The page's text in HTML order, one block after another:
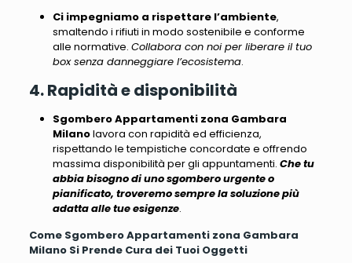
Ci impegniamo a rispettare l’ambiente,
smaltendo i rifiuti in modo sostenibile e conforme
alle normative. Collabora con noi per liberare il tuo
box senza danneggiare l’ecosistema.
4. Rapidità e disponibilità
Sgombero Appartamenti zona Gambara
Milanolavora con rapidità ed efficienza,
rispettando le tempistiche concordate e offrendo
massima disponibilità per gli appuntamenti. Che tu
abbia bisogno di uno sgombero urgente o
pianificato, troveremo sempre la soluzione più
adatta alle tue esigenze.
Come Sgombero Appartamenti zona Gambara
Milano Si Prende Cura dei Tuoi Oggetti